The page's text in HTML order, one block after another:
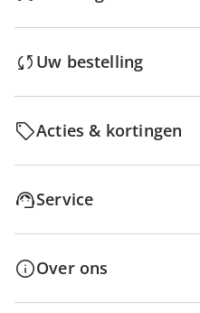
Uw bestelling
Acties & kortingen
Service
Over ons